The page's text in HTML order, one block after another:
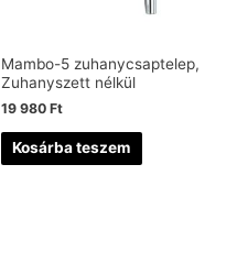
Mambo-5 zuhanycsaptelep,
Zuhanyszett nélkül
19 980 Ft
Kosárba teszem